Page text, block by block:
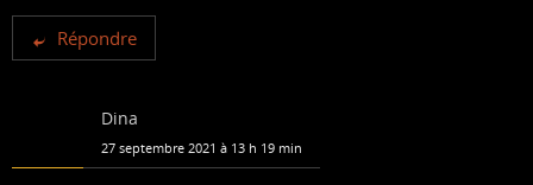
Répondre
Dina
27 septembre 2021 à 13 h 19 min